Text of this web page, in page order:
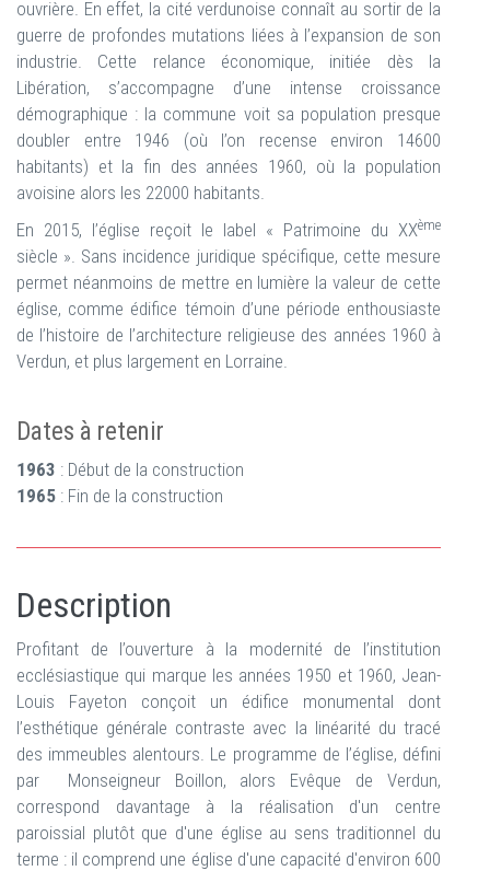
ouvrière. En effet, la cité verdunoise connaît au sortir de la
guerre de profondes mutations liées à l’expansion de son
industrie. Cette relance économique, initiée dès la
Libération, s’accompagne d’une intense croissance
démographique : la commune voit sa population presque
doubler entre 1946 (où l’on recense environ 14600
habitants) et la fin des années 1960, où la population
avoisine alors les 22000 habitants.
En 2015, l’église reçoit le label « Patrimoine du XXème
siècle ». Sans incidence juridique spécifique, cette mesure
permet néanmoins de mettre en lumière la valeur de cette
église, comme édifice témoin d’une période enthousiaste
de l’histoire de l’architecture religieuse des années 1960 à
Verdun, et plus largement en Lorraine.
Dates à retenir
1963 : Début de la construction
1965 : Fin de la construction
Description
Profitant de l’ouverture à la modernité de l’institution
ecclésiastique qui marque les années 1950 et 1960, Jean-
Louis Fayeton conçoit un édifice monumental dont
l’esthétique générale contraste avec la linéarité du tracé
des immeubles alentours. Le programme de l’église, défini
par Monseigneur Boillon, alors Evêque de Verdun,
correspond davantage à la réalisation d'un centre
paroissial plutôt que d'une église au sens traditionnel du
terme : il comprend une église d'une capacité d'environ 600